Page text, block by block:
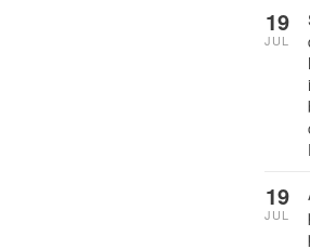
19
JUL
19
JUL